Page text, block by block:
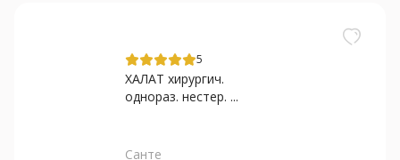
5
ХАЛАТ хирургич.
однораз. нестер. ...
Санте